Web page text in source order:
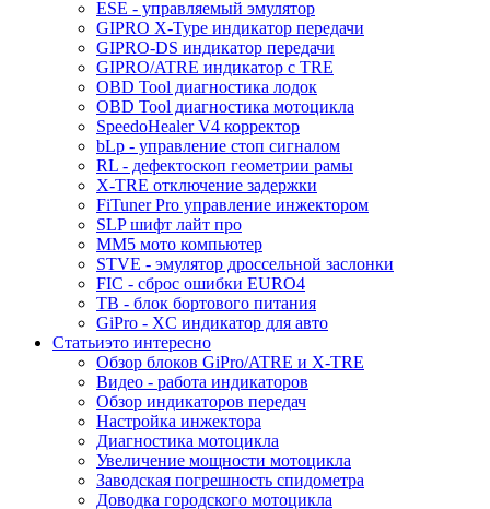
ESE - управляемый эмулятор
GIPRO X-Type индикатор передачи
GIPRO-DS индикатор передачи
GIPRO/ATRE индикатор с TRE
OBD Tool диагностика лодок
OBD Tool диагностика мотоцикла
SpeedoHealer V4 корректор
bLp - управление стоп сигналом
RL - дефектоскоп геометрии рамы
X-TRE отключение задержки
FiTuner Pro управление инжектором
SLP шифт лайт про
MM5 мото компьютер
STVE - эмулятор дроссельной заслонки
FIC - сброс ошибки EURO4
TB - блок бортового питания
GiPro - XC индикатор для авто
Статьиэто интересно
Обзор блоков GiPro/ATRE и X-TRE
Видео - работа индикаторов
Обзор индикаторов передач
Настройка инжектора
Диагноcтика мотоцикла
Увеличение мощности мотоцикла
Заводская погрешность спидометра
Доводка городского мотоцикла